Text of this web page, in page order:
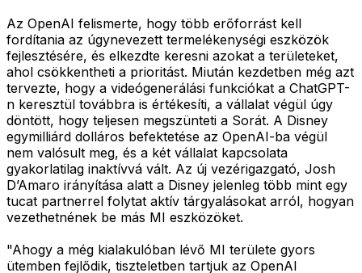
Az OpenAI felismerte, hogy több erőforrást kell
fordítania az úgynevezett termelékenységi eszközök
fejlesztésére, és elkezdte keresni azokat a területeket,
ahol csökkentheti a prioritást. Miután kezdetben még azt
tervezte, hogy a videógenerálási funkciókat a ChatGPT-
n keresztül továbbra is értékesíti, a vállalat végül úgy
döntött, hogy teljesen megszünteti a Sorát. A Disney
egymilliárd dolláros befektetése az OpenAI-ba végül
nem valósult meg, és a két vállalat kapcsolata
gyakorlatilag inaktívvá vált. Az új vezérigazgató, Josh
D’Amaro irányítása alatt a Disney jelenleg több mint egy
tucat partnerrel folytat aktív tárgyalásokat arról, hogyan
vezethetnének be más MI eszközöket.
"Ahogy a még kialakulóban lévő MI területe gyors
ütemben fejlődik, tiszteletben tartjuk az OpenAI